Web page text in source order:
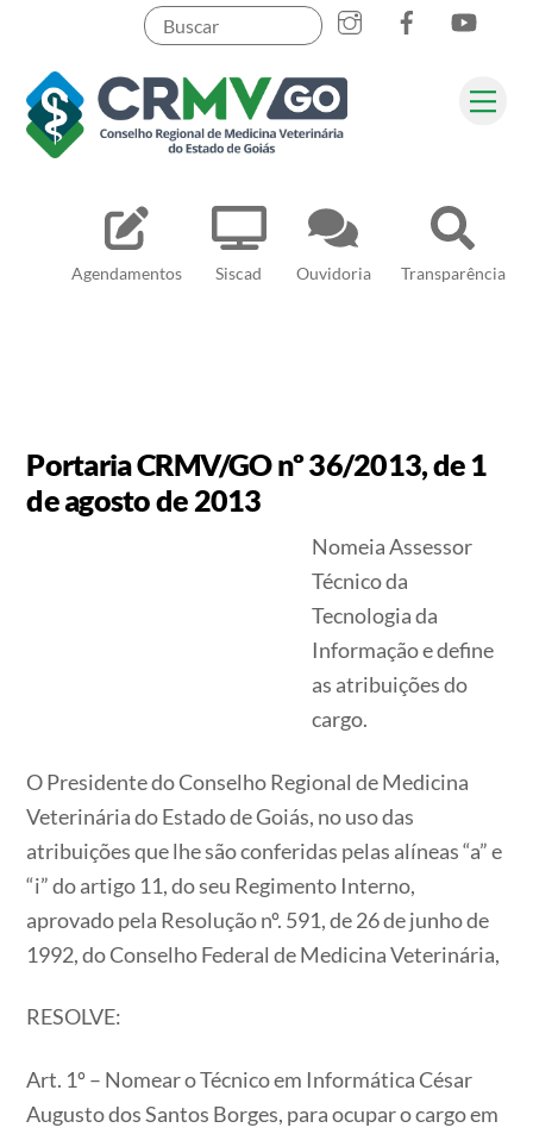
content
Agendamentos Siscad Ouvidoria Transparência
Pesquisar
Portaria CRMV/GO nº 36/2013, de 1
de agosto de 2013
Nomeia Assessor
Técnico da
Tecnologia da
Informação e define
as atribuições do
cargo.
O Presidente do Conselho Regional de Medicina
Veterinária do Estado de Goiás, no uso das
atribuições que lhe são conferidas pelas alíneas “a” e
“i” do artigo 11, do seu Regimento Interno,
aprovado pela Resolução nº. 591, de 26 de junho de
1992, do Conselho Federal de Medicina Veterinária,
RESOLVE:
Art. 1º – Nomear o Técnico em Informática César
Augusto dos Santos Borges, para ocupar o cargo em